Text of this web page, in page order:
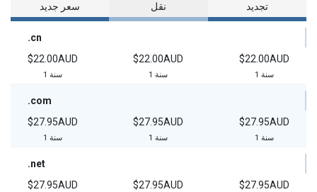
سعر جديد
نقل تجديد
.cn
$22.00AUD
1 سنة
$22.00AUD
1 سنة
$22.00AUD
1 سنة
.com
$27.95AUD
1 سنة
$27.95AUD
1 سنة
$27.95AUD
1 سنة
.net
$27.95AUD
$27.95AUD $27.95AUD